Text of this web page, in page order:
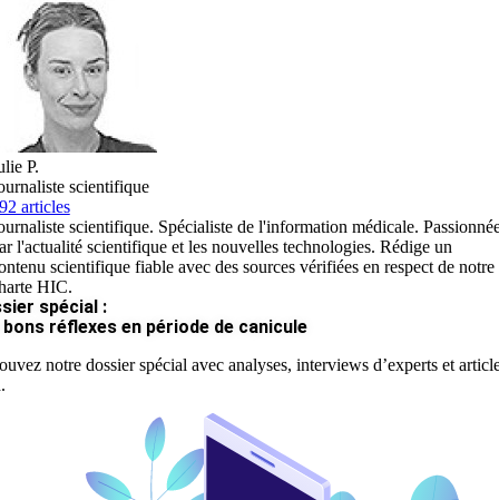
P.
scientifique
articles
scientifique. Spécialiste de l'information médicale.
l'actualité scientifique et les nouvelles technologies. Rédige un
scientifique fiable avec des sources vérifiées en respect de notre
HIC.
spécial :
bons réflexes en période de canicule
notre dossier spécial avec analyses, interviews d’experts et